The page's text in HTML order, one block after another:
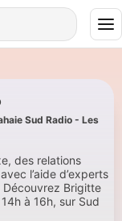
Sud Radio - Les
des relations
l’aide d’experts
Brigitte
à 16h, sur Sud